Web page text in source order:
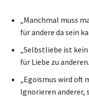
„Manchmal muss
für andere da sein
„Selbstliebe ist
für Liebe zu
„Egoismus wird oft
Ignorieren anderer,